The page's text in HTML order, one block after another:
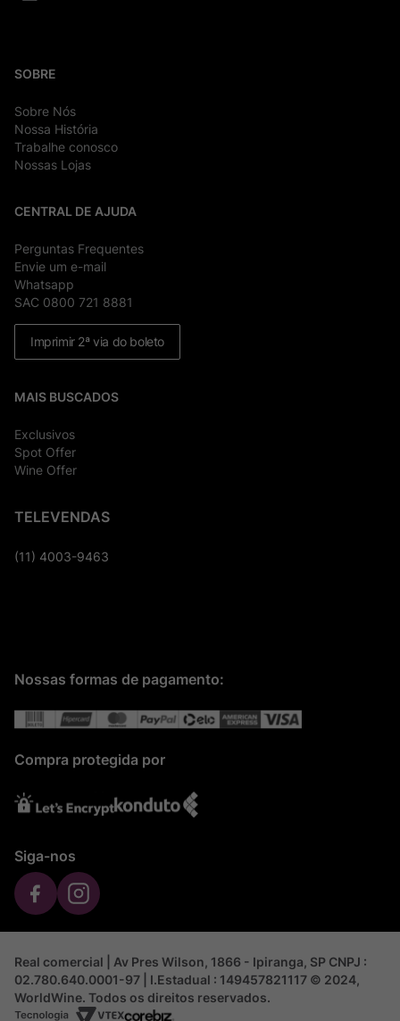
SOBRE
Sobre Nós
Nossa História
Trabalhe conosco
Nossas Lojas
CENTRAL DE AJUDA
Perguntas Frequentes
Envie um e-mail
Whatsapp
SAC 0800 721 8881
Imprimir 2ª via do boleto
MAIS BUSCADOS
Exclusivos
Spot Offer
Wine Offer
TELEVENDAS
(11) 4003-9463
Nossas formas de pagamento:
Compra protegida por
Siga-nos
Real comercial | Av Pres Wilson, 1866 - Ipiranga, SP CNPJ :
02.780.640.0001-97 | I.Estadual : 149457821117 © 2024,
WorldWine. Todos os direitos reservados.